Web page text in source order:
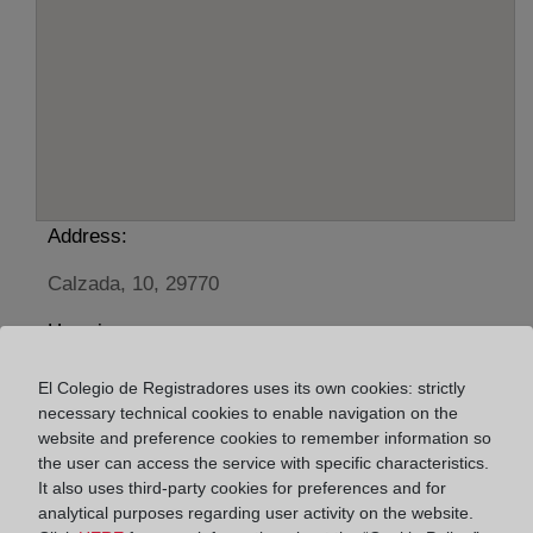
Address:
Calzada, 10, 29770
Horario:
De lunes a viernes de 09:00 a 17:00 horas
Agosto: De lunes a viernes de 09:00 a 14:00 horas
Los días 24 y 31 de diciembre de 09:00 a 14:00
horas
El Colegio de Registradores uses its own cookies: strictly
necessary technical cookies to enable navigation on the
website and preference cookies to remember information so
the user can access the service with specific characteristics.
It also uses third-party cookies for preferences and for
analytical purposes regarding user activity on the website.